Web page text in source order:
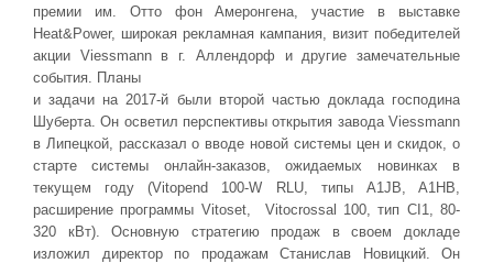
премии им. Отто фон Амеронгена, участие в выставке
Heat&Power, широкая рекламная кампания, визит победителей
акции Viessmann в г. Аллендорф и другие замечательные
события. Планы
и задачи на 2017-й были второй частью доклада господина
Шуберта. Он осветил перспективы открытия завода Viessmann
в Липецкой, рассказал о вводе новой системы цен и скидок, о
старте системы онлайн-заказов, ожидаемых новинках в
текущем году (Vitopend 100-W RLU, типы A1JB, A1HB,
расширение программы Vitoset, Vitocrossal 100, тип CI1, 80-
320 кВт). Основную стратегию продаж в своем докладе
изложил директор по продажам Станислав Новицкий. Он